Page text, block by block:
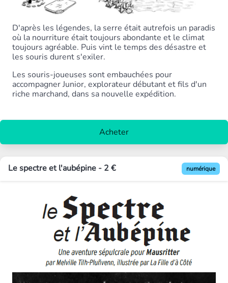
D'après les légendes, la serre était autrefois un paradis
où la nourriture était toujours abondante et le climat
toujours agréable. Puis vint le temps des désastre et
les souris durent s'exiler.
Les souris-joueuses sont embauchées pour
accompagner Junior, explorateur débutant et fils d'un
riche marchand, dans sa nouvelle expédition.
Acheter
Le spectre et l'aubépine - 2 € numérique